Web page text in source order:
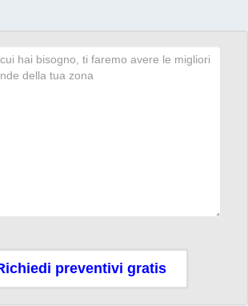
preventivi gratis